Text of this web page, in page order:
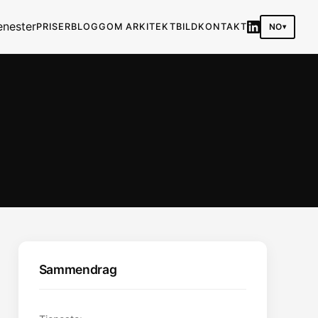
PRISERBLOGGOM ARKITEKTBILDKONTAKT NO
Sammendrag